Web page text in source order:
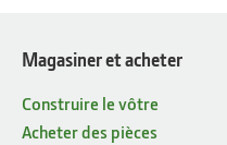
Magasiner et acheter
Construire le vôtre
Acheter des pièces